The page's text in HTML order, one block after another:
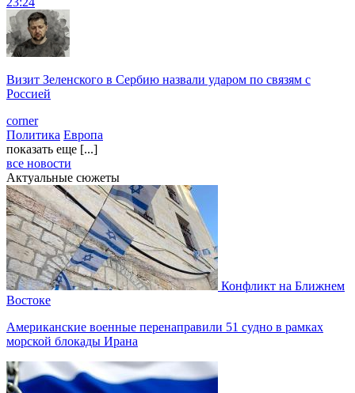
Визит Зеленского в Сербию назвали ударом по связям с
Россией
corner
Политика Европа
показать еще [...]
все новости
Актуальные сюжеты
Конфликт на Ближнем
Востоке
Американские военные перенаправили 51 судно в рамках
морской блокады Ирана